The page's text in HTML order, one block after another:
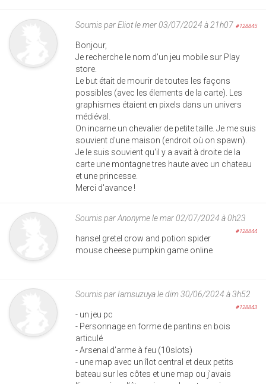
Soumis parEliotle mer 03/07/2024 à 21h07 #128845
Bonjour,
Je recherche le nom d'un jeu mobile sur Play
store.
Le but était de mourir de toutes les façons
possibles (avec les élements de la carte). Les
graphismes étaient en pixels dans un univers
médiéval.
On incarne un chevalier de petite taille. Je me suis
souvient d'une maison (endroit où on spawn).
Je le suis souvient qu'il y a avait à droite de la
carte une montagne tres haute avec un chateau
et une princesse.
Merci d'avance !
Soumis parAnonymele mar 02/07/2024 à 0h23
#128844
hansel gretel crow and potion spider
mouse cheese pumpkin game online
Soumis par Iamsuzuyale dim 30/06/2024 à 3h52
#128843
- un jeu pc
- Personnage en forme de pantins en bois
articulé
- Arsenal d’arme à feu (10slots)
- une map avec un îlot central et deux petits
bateau sur les côtes et une map ou j’avais